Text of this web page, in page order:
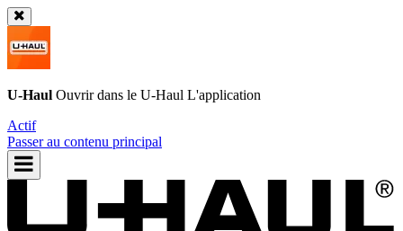
U-Haul Ouvrir dans le U-Haul L'application
Actif
Passer au contenu principal